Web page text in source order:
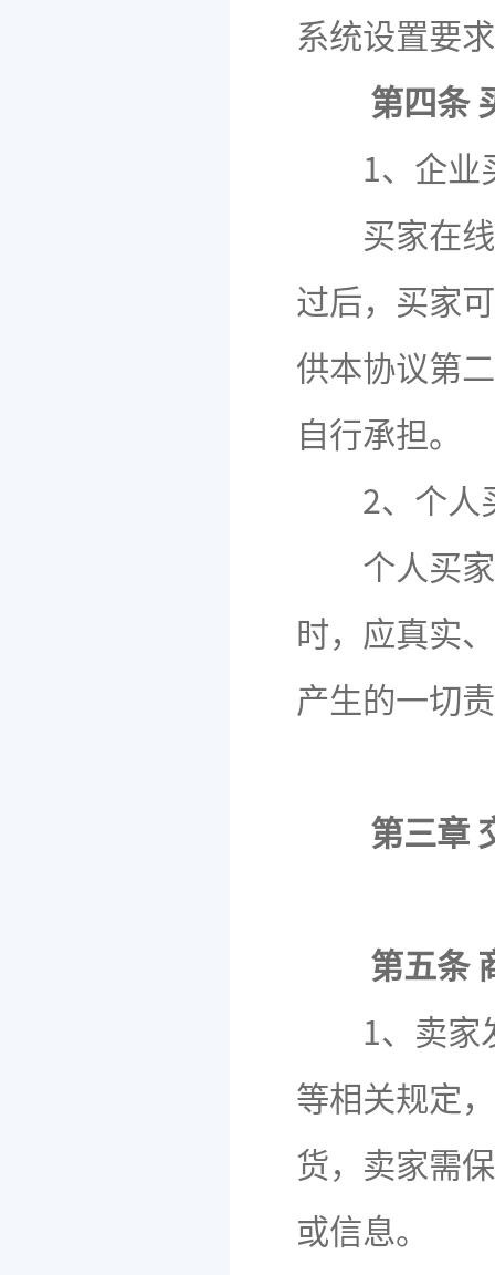
系统设置要
第四条
1、企业
买家在线
过后，买家
供本协议第
自行承担。
2、个人
个人买家
时，应真实
产生的一切
第三章
第五条
1、卖家发
等相关规定
货，卖家需
或信息。